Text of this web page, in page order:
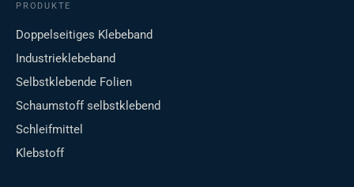
PRODUKTE
Doppelseitiges Klebeband
Industrieklebeband
Selbstklebende Folien
Schaumstoff selbstklebend
Schleifmittel
Klebstoff